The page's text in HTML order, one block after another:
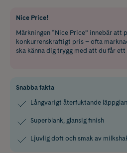
Nice Price!
Märkningen “Nice Price” innebär att
konkurrenskraftigt pris – ofta
ska känna dig trygg med att du får
Snabba fakta
Långvarigt återfuktande
Superblank, glansig finish
Ljuvlig doft och smak av